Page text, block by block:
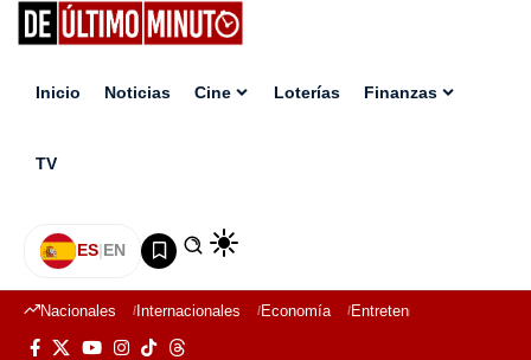
Inicio Noticias Cine Loterías Finanzas
TV
ES|EN
Nacionales Internacionales Economía Entretenimiento